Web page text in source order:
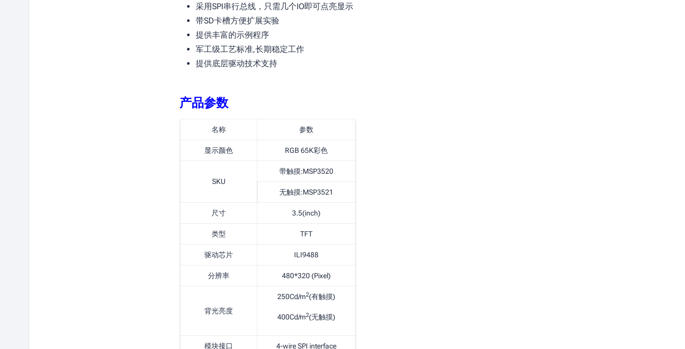
采用SPI串行总线，只需几个IO即可点亮显示
带SD卡槽方便扩展实验
提供丰富的示例程序
军工级工艺标准,长期稳定工作
提供底层驱动技术支持
产品参数
名称 参数
显示颜色 RGB 65K彩色
SKU
带触摸:MSP3520
无触摸:MSP3521
尺寸 3.5(inch)
类型 TFT
驱动芯片 ILI9488
分辨率 480*320 (Pixel)
背光亮度
250Cd/m2(有触摸)
400Cd/m2(无触摸)
模块接口 4-wire SPI interface